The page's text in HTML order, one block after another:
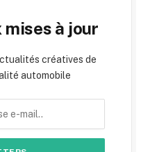
mises à jour
créatives de
automobile